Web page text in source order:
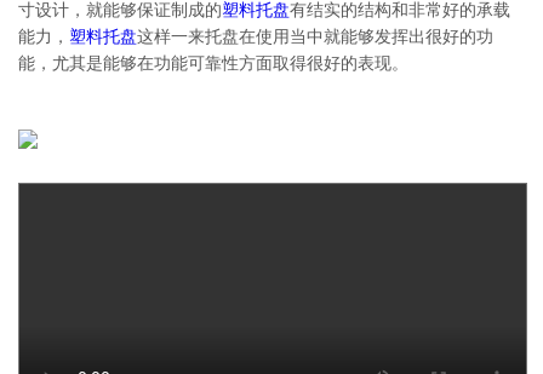
寸设计，就能够保证制成的塑料托盘有结实的结构和非常好的承载
能力， 塑料托盘这样一来托盘在使用当中就能够发挥出很好的功
能，尤其是能够在功能可靠性方面取得很好的表现。